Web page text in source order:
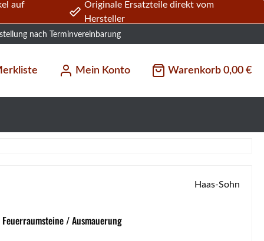
auf
Originale Ersatzteile direkt vom
Hersteller
nach Terminvereinbarung
Mein Konto Warenkorb 0,00 €
/ Ausmauerung
Haas-Sohn